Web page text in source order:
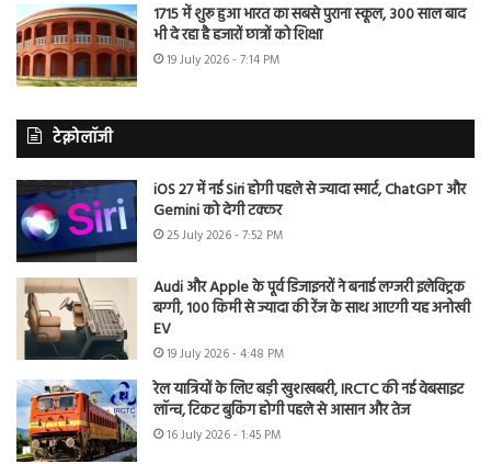
1715 में शुरू हुआ भारत का सबसे पुराना स्कूल, 300 साल बाद
भी दे रहा है हजारों छात्रों को शिक्षा
19 July 2026 - 7:14 PM
टेक्नोलॉजी
iOS 27 में नई Siri होगी पहले से ज्यादा स्मार्ट, ChatGPT और
Gemini को देगी टक्कर
25 July 2026 - 7:52 PM
Audi और Apple के पूर्व डिजाइनरों ने बनाई लग्जरी इलेक्ट्रिक
बग्गी, 100 किमी से ज्यादा की रेंज के साथ आएगी यह अनोखी
EV
19 July 2026 - 4:48 PM
रेल यात्रियों के लिए बड़ी खुशखबरी, IRCTC की नई वेबसाइट
लॉन्च, टिकट बुकिंग होगी पहले से आसान और तेज
16 July 2026 - 1:45 PM